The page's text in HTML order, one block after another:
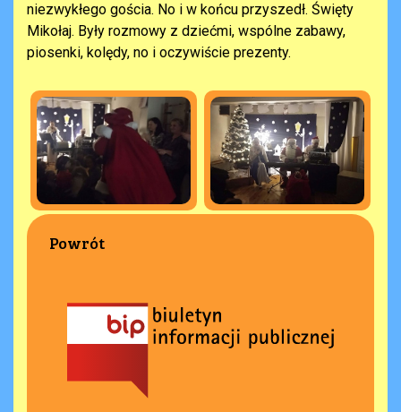
niezwykłego gościa. No i w końcu przyszedł. Święty
Mikołaj. Były rozmowy z dziećmi, wspólne zabawy,
piosenki, kolędy, no i oczywiście prezenty.
Powrót